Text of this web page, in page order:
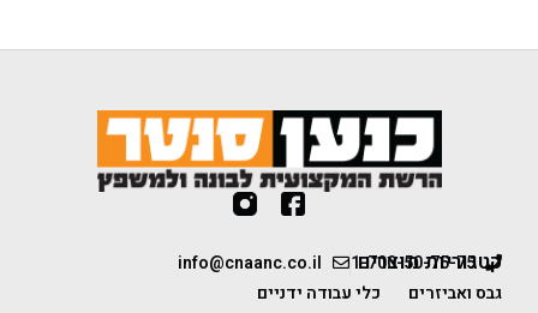
1-700-50-75-75
info@cnaanc.co.il קטגוריות מוצרים
גבס ואביזרים
כלי עבודה ידניים